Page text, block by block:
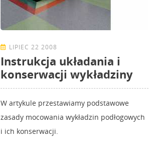
LIPIEC 22 2008
Instrukcja układania i
konserwacji wykładziny
W artykule przestawiamy podstawowe
zasady mocowania wykładzin podłogowych
i ich konserwacji.